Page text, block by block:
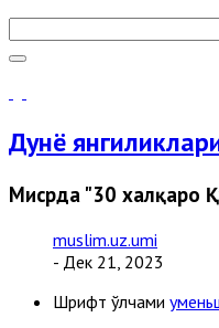
Дунё
Мисрда "30 халқаро
muslim.uz.umi
- Дек 21, 2023
Шрифт ўлчами